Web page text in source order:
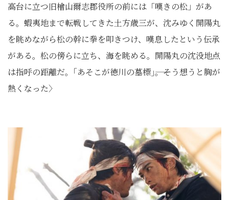
高台に立つ旧檜山爾志郡役所の前には「嘆きの松」があ
る。蝦夷地まで転戦してきた土方歳三が、沈みゆく開陽丸
を眺めながら松の幹に拳を叩きつけ、嘆息したという伝承
がある。松の傍らに立ち、海を眺める。開陽丸の沈没地点
は指呼の距離だ。｢あそこが徳川の墓標｣――。そう想うと胸が
熱くなった〉